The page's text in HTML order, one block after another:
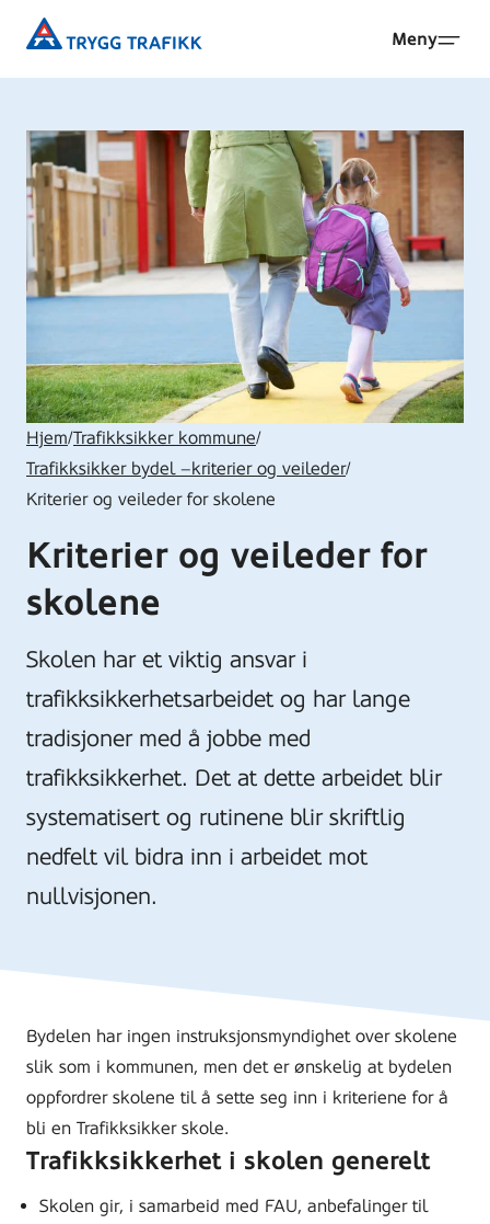
hovedinnhold
Trygg
Meny
Hjem/Trafikksikker kommune/
Trafikksikker bydel –kriterier og veileder/
Kriterier og veileder for skolene
Kriterier og veileder for
skolene
Skolen har et viktig ansvar i
trafikksikkerhetsarbeidet og har lange
tradisjoner med å jobbe med
trafikksikkerhet. Det at dette arbeidet blir
systematisert og rutinene blir skriftlig
nedfelt vil bidra inn i arbeidet mot
nullvisjonen.
Bydelen har ingen instruksjonsmyndighet over skolene
slik som i kommunen, men det er ønskelig at bydelen
oppfordrer skolene til å sette seg inn i kriteriene for å
bli en Trafikksikker skole.
Trafikksikkerhet i skolen generelt
Skolen gir, i samarbeid med FAU, anbefalinger til